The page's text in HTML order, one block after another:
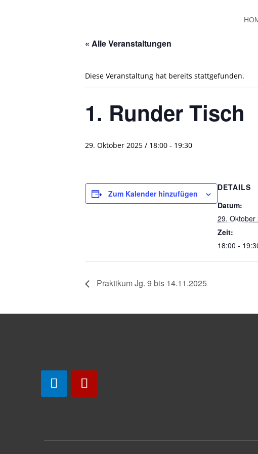
« Alle Veranstaltungen
Diese Veranstaltung hat bereits stattgefunden.
1. Runder Tisch
29. Oktober 2025 / 18:00 - 19:30
Zum Kalender hinzufügen
DETAILS
Datum:
29. Oktober
Zeit:
18:00 -
Praktikum Jg. 9 bis 14.11.2025